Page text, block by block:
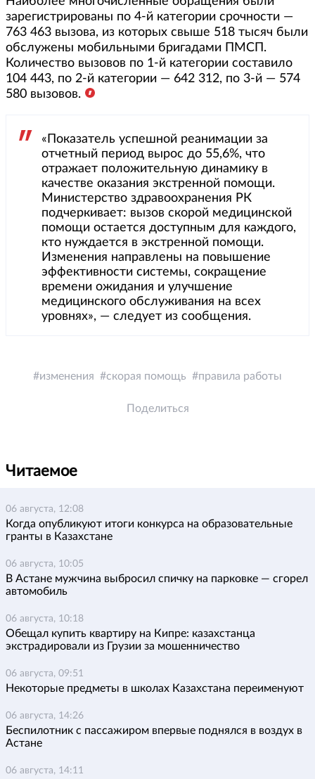
зарегистрированы по 4-й категории срочности —
763 463 вызова, из которых свыше 518 тысяч были
обслужены мобильными бригадами ПМСП.
Количество вызовов по 1-й категории составило
104 443, по 2-й категории — 642 312, по 3-й — 574
580 вызовов.
«Показатель успешной реанимации за
отчетный период вырос до 55,6%, что
отражает положительную динамику в
качестве оказания экстренной помощи.
Министерство здравоохранения РК
подчеркивает: вызов скорой медицинской
помощи остается доступным для каждого,
кто нуждается в экстренной помощи.
Изменения направлены на повышение
эффективности системы, сокращение
времени ожидания и улучшение
медицинского обслуживания на всех
уровнях», — следует из сообщения.
изменения скорая помощь правила работы
Поделиться
Читаемое
06 августа, 12:08
Когда опубликуют итоги конкурса на образовательные
гранты в Казахстане
06 августа, 10:05
В Астане мужчина выбросил спичку на парковке — сгорел
автомобиль
06 августа, 10:18
Обещал купить квартиру на Кипре: казахстанца
экстрадировали из Грузии за мошенничество
06 августа, 09:51
Некоторые предметы в школах Казахстана переименуют
06 августа, 14:26
Беспилотник с пассажиром впервые поднялся в воздух в
Астане
06 августа, 14:11